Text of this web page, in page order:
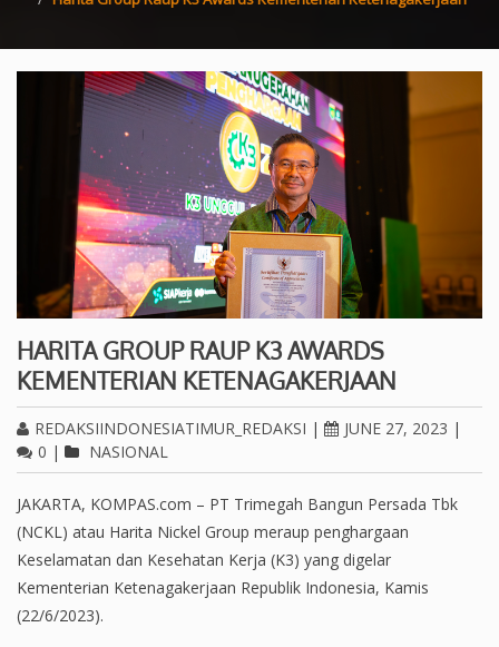
HARITA GROUP RAUP K3 AWARDS
KEMENTERIAN KETENAGAKERJAAN
REDAKSIINDONESIATIMUR_REDAKSI | JUNE 27, 2023 |
0 | NASIONAL
JAKARTA, KOMPAS.com – PT Trimegah Bangun Persada Tbk
(NCKL) atau Harita Nickel Group meraup penghargaan
Keselamatan dan Kesehatan Kerja (K3) yang digelar
Kementerian Ketenagakerjaan Republik Indonesia, Kamis
(22/6/2023).